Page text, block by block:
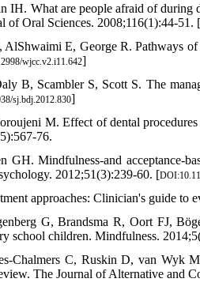
IH. What are people afraid of
of Oral Sciences. 2008;116(1):44-51.
E, George R. Pathways
wjcc.v2.i11.642]
B, Scambler S, Scott S. The
sj.bdj.2012.830]
M. Effect of dental
76.
Mindfulness‐and
2012;51(3):239-60. [
approaches: Clinician's guide to
G, Brandsma R, Oort FJ,
school children. Mindfulness.
Chalmers C, Ruskin D, van Wyk
The Journal of Alternative and